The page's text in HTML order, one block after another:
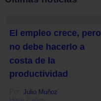
El empleo crece, pero
no debe hacerlo a
costa de la
productividad
Por:Julio Muñoz